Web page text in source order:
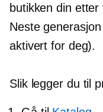
butikken din etter
Neste generasjon
aktivert for deg).
Slik legger du til